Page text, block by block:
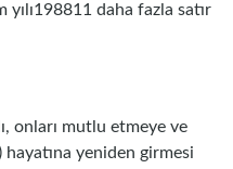
yılı198811 daha fazla satır
onları mutlu etmeye ve
hayatına yeniden girmesi